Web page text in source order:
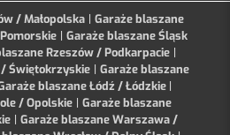
/ Małopolska| Garaże blaszane
| Garaże blaszane Śląsk
Rzeszów / Podkarpacie|
/ Świętokrzyskie| Garaże blaszane
blaszane Łódź / Łódzkie |
/ Opolskie| Garaże blaszane
| Garaże blaszane Warszawa /